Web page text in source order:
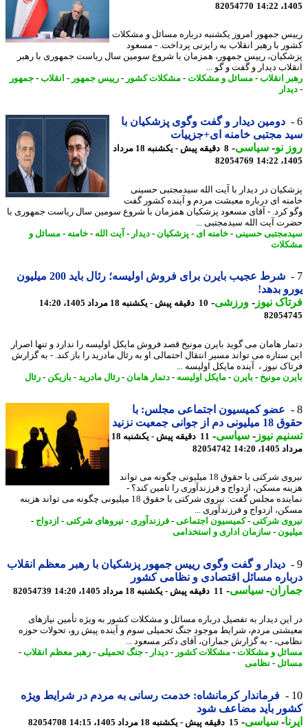
82054770
جمهور امروز یکشنبه درباره مسائل و مشکلات
با رهبر انقلاب به رایزنی پرداخت. - مسعود
رییس جمهور، همزمان با شروع سومین سال ریاست جمهوری با رهبر
دیدار و گفت و گو ...
انقلاب-مسائل و مشکلات-مشکلات کشور-رییس جمهور-انقلاب-جمهور
دومین دیدار و گفت وگوی پزشکیان با
مجتبی خامنه ای+جزییات
نو- سیاسی-
8 دقیقه پیش - یکشنبه 18 مرداد
82054769
در دیدار با آیت الله سیدمجتبی حسینی
ای درباره معیشت مردم و آینده کشور گفت
کرد. - آقای مسعود پزشکیان همزمان با شروع سومین سال ریاست جمهوری با
آیت الله سیدمجتبی ...
حسینی-خامنه ای- پزشکیان-دیدار-آیت الله-خامنه-مسائل و
شرط عجیب بایرن برای فروش اولیسه؛ رئال باید 200 میلیون
بدهد!
نیوز-ورزشی-10 دقیقه پیش - یکشنبه 18 مرداد 1405، 14:20
هامان می گوید بایرن مونیخ قصد فروش مایکل اولیسه را ندارد و تنها اصرار
ستاره می تواند مسیر انتقال احتمالی او به رئال مادرید را باز کند. - به گزارش
نیوز ، آینده مایکل اولیسه ...
مونیخ-بایرن- مایکل اولیسه-دتمار هامان-رئال مادرید- بازیکن -رئال
عضو کمیسیون اجتماعی مجلس: با
از جوانی جمعیت نزنید
نیوز-سیاسی-
11 دقیقه پیش - یکشنبه 18
14:20
82054742
نیروی شرکتی با حقوق 18 میلیونی چگونه می تواند
مسکن، ازدواج و فرزندآوری را تامین کند؟ -
نماینده مجلس گفت: نیروی شرکتی با حقوق 18 میلیونی چگونه می تواند هزینه
ازدواج و فرزندآوری ...
شرکتی -کمیسیون اجتماعی-فرزندآوری - نیروهای شرکتی -ازدواج -
-سازمان اداری و استخدامی
دیدار و گفت وگوی رییس جمهور پزشکیان با رهبر معظم انقلاب
مسائل اقتصادی و نظامی کشور
- سیاسی-11 دقیقه پیش - یکشنبه 18 مرداد 1405، 14:20 82054739
دیدار به تفصیل درباره مسائل و مشکلات کشور به ویژه تأمین نیازهای
مردم، شرایط موجود جنگ تحمیلی سوم و آینده پیش رو، تحولات حوزه
- به گزارش جماران، آقای دکتر مسعود ...
و مشکلات-مشکلات کشور-دیدار-جنگ تحمیلی-رهبر معظم انقلاب-
-نظامی
فرماندار کرمانشاه: خدمت رسانی به مردم در شرایط ویژه
باید مضاعف شود
-سیاسی-15 دقیقه پیش - یکشنبه 18 مرداد 1405، 14:15 82054708